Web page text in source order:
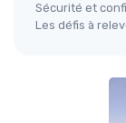
Sécurité et
Les défis à